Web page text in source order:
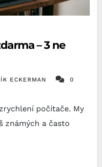
– 3 ne
ECKERMAN 0
počítače. My
známých a často